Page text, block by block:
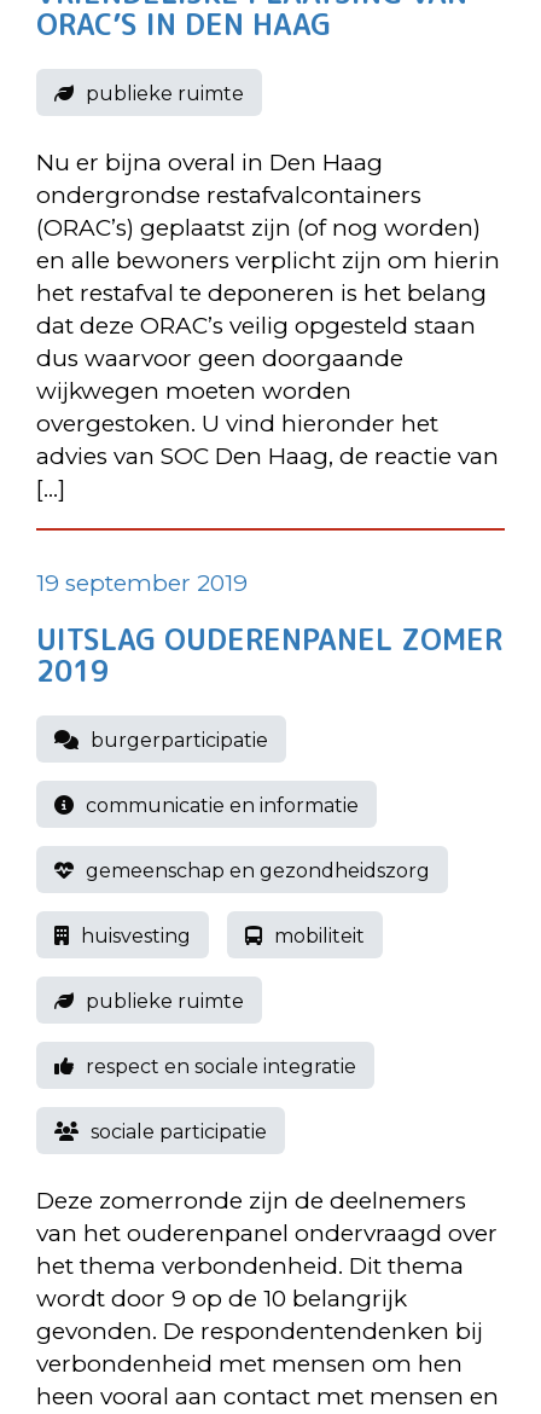
ORAC’S IN DEN HAAG
publieke ruimte
Nu er bijna overal in Den Haag
ondergrondse restafvalcontainers
(ORAC’s) geplaatst zijn (of nog worden)
en alle bewoners verplicht zijn om hierin
het restafval te deponeren is het belang
dat deze ORAC’s veilig opgesteld staan
dus waarvoor geen doorgaande
wijkwegen moeten worden
overgestoken. U vind hieronder het
advies van SOC Den Haag, de reactie van
[…]
19 september 2019
UITSLAG OUDERENPANEL ZOMER
2019
burgerparticipatie
communicatie en informatie
gemeenschap en gezondheidszorg
huisvesting mobiliteit
publieke ruimte
respect en sociale integratie
sociale participatie
Deze zomerronde zijn de deelnemers
van het ouderenpanel ondervraagd over
het thema verbondenheid. Dit thema
wordt door 9 op de 10 belangrijk
gevonden. De respondentendenken bij
verbondenheid met mensen om hen
heen vooral aan contact met mensen en